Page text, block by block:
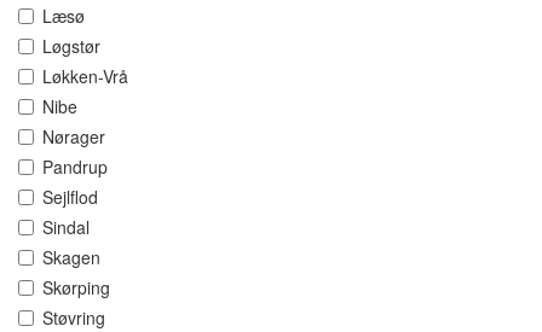
Læsø
Løgstør
Løkken-Vrå
Nibe
Nørager
Pandrup
Sejlflod
Sindal
Skagen
Skørping
Støvring